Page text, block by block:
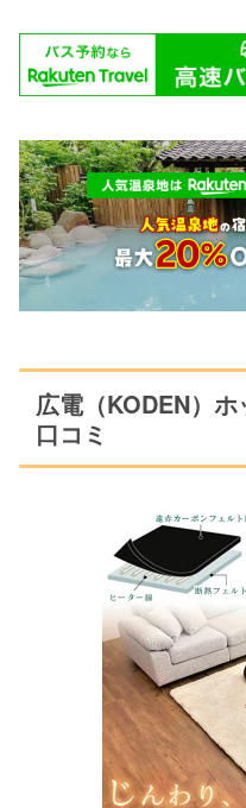
広電（KODEN）
口コミ